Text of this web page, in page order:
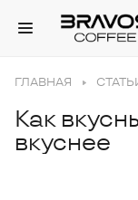
ГЛАВНАЯ
Как
вкуснее